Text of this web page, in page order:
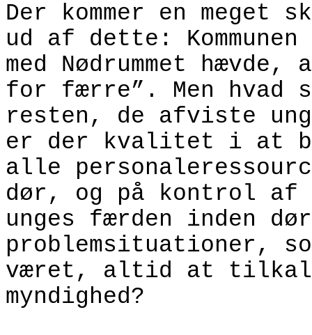
Der kommer en
ud af dette: Kommunen
med Nødrummet
for færre”. Men hvad
resten, de afviste
er der kvalitet i at
alle
dør, og på kontrol af
unges færden inden
problemsituationer,
været, altid at
myndighed?